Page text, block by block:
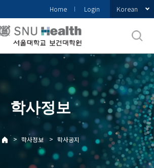
Home Login Korean
학사정보
> 학사정보 > 학사공지